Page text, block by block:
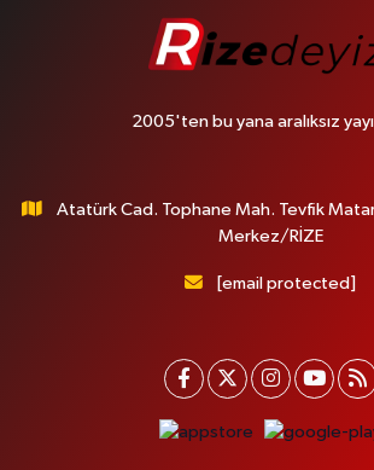
2005'ten bu yana aralıksız
Atatürk Cad. Tophane Mah. Tevfik
Merkez/RİZE
[email protected]